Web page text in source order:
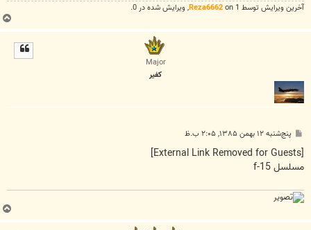
آخرین ويرايش توسط 1 on Reza6662, ويرايش شده در 0.
ب
ا
Major
کفير
پ
ت
پنج‌شنبه ۱۲ بهمن ۱۳۸۵, ۲:۰۵ ب.ظ
مسلسل f-15
ب
ا